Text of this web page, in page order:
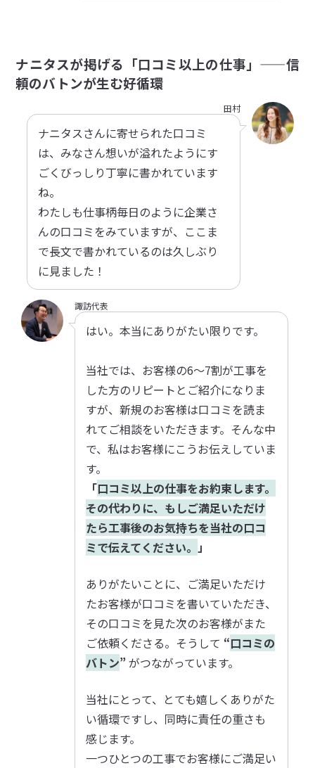
ナニタスが掲げる「口コミ以上の仕事」——信
頼のバトンが生む好循環
田村
ナニタスさんに寄せられた口コミ
は、みなさん想いが溢れたようにす
ごくびっしり丁寧に書かれています
ね。
わたしも仕事柄毎日のように企業さ
んの口コミをみていますが、ここま
で長文で書かれているのは久しぶり
に見ました！
諏訪代表
はい。本当にありがたい限りです。
当社では、お客様の6～7割が工事を
した方のリピートとご紹介になりま
すが、新規のお客様は口コミを読ま
れてご相談をいただきます。そんな中
で、私はお客様にこうお伝えしていま
す。
「口コミ以上の仕事をお約束します。
その代わりに、もしご満足いただけ
たら工事後のお気持ちを当社の口コ
ミで伝えてください。」
ありがたいことに、ご満足いただけ
たお客様が口コミを書いていただき、
その口コミを見た次のお客様がまた
ご依頼くださる。そうして “口コミの
バトン”がつながっています。
当社にとって、とても嬉しくありがた
い循環ですし、同時に責任の重さも
感じます。
一つひとつの工事でお客様にご満足い